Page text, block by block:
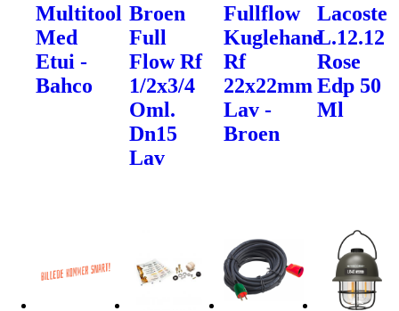
Multitool
Med
Etui -
Bahco
Broen
Full
Flow Rf
1/2x3/4
Oml.
Dn15
Lav
Fullflow
Kuglehane
Rf
22x22mm
Lav -
Broen
Lacoste
L.12.12
Rose
Edp 50
Ml